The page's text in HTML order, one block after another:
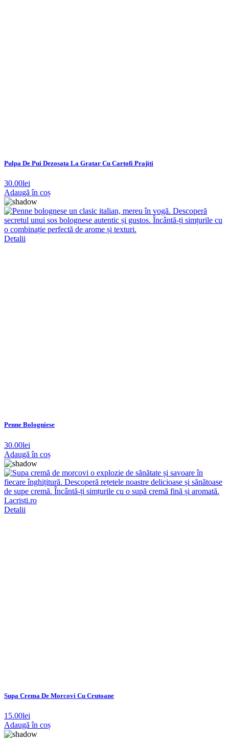
Pulpa De Pui Dezosata La Gratar Cu Cartofi Prajiti
30.00lei
Adaugă în coș
Detalii
Penne Bologniese
30.00lei
Adaugă în coș
Detalii
Supa Crema De Morcovi Cu Crutoane
15.00lei
Adaugă în coș